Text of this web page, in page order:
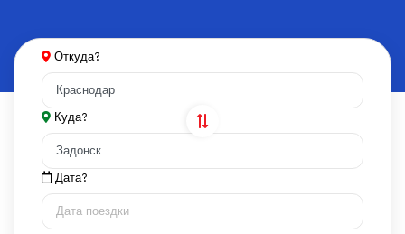
Откуда?
Куда?
Дата?